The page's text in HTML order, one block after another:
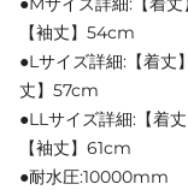
【袖丈】54cm
●Lサイズ詳細:【着
丈】57cm
●LLサイズ詳細:【着
【袖丈】61cm
●耐水圧:10000mm